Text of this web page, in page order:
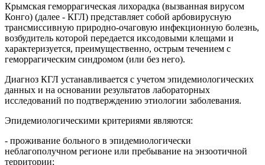
Крымская геморрагическая лихорадка (вызванная вирусом
Конго) (далее - КГЛ) представляет собой арбовирусную
трансмиссивную природно-очаговую инфекционную болезнь,
возбудитель которой передается иксодовыми клещами и
характеризуется, преимущественно, острым течением с
геморрагическим синдромом (или без него).
Диагноз КГЛ устанавливается с учетом эпидемиологических
данных и на основании результатов лабораторных
исследований по подтверждению этиологии заболевания.
Эпидемиологическими критериями являются:
- проживание больного в эпидемиологически
неблагополучном регионе или пребывание на энзоотичной
территории;